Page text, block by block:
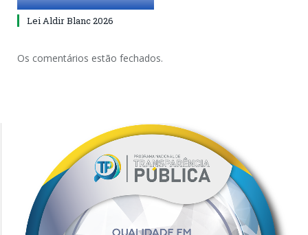
Lei Aldir Blanc 2026
Os comentários estão fechados.